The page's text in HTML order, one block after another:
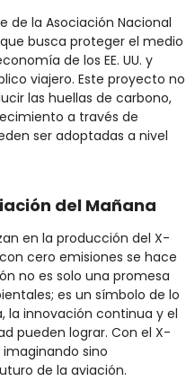
de la Asociación Nacional
que busca proteger el medio
de los EE. UU. y
viajero. Este proyecto no
las huellas de carbono,
a través de
ser adoptadas a nivel
del Mañana
en la producción del X-
cero emisiones se hace
no es solo una promesa
es un símbolo de lo
la innovación continua y el
pueden lograr. Con el X-
imaginando sino
de la aviación​.